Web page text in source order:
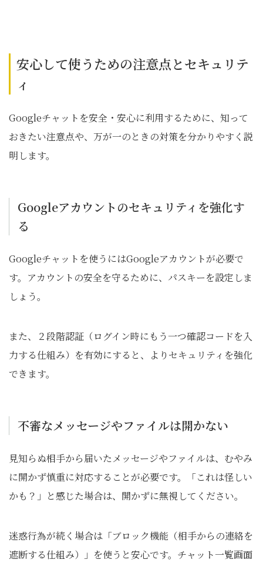
安心して使うための注意点とセキュリテ
ィ
Googleチャットを安全・安心に利用するために、知って
おきたい注意点や、万が一のときの対策を分かりやすく説
明します。
Googleアカウントのセキュリティを強化す
る
Googleチャットを使うにはGoogleアカウントが必要で
す。アカウントの安全を守るために、パスキーを設定しま
しょう。
また、２段階認証（ログイン時にもう一つ確認コードを入
力する仕組み）を有効にすると、よりセキュリティを強化
できます。
不審なメッセージやファイルは開かない
見知らぬ相手から届いたメッセージやファイルは、むやみ
に開かず慎重に対応することが必要です。「これは怪しい
かも？」と感じた場合は、開かずに無視してください。
迷惑行為が続く場合は「ブロック機能（相手からの連絡を
遮断する仕組み）」を使うと安心です。チャット一覧画面